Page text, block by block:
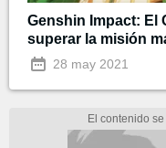
Genshin Impact: El
superar la misión
28 may 2021